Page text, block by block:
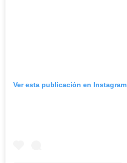
Ver esta publicación en Instagram